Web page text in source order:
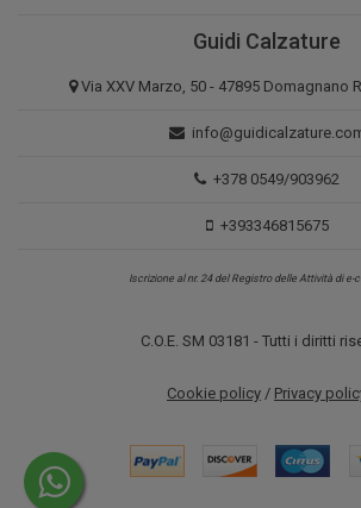
Guidi Calzature
Via XXV Marzo, 50 - 47895 Domagnano
+378 0549/903962
+393346815675
Iscrizione al nr. 24 del Registro delle Attività di e-
C.O.E. SM 03181 - Tutti i diritti
Cookie policy / Privacy